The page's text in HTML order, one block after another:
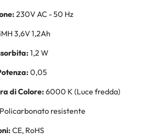
230V AC - 50 Hz
3,6V 1,2Ah
1,2 W
0,05
di Colore: 6000 K (Luce fredda)
Policarbonato resistente
CE, RoHS